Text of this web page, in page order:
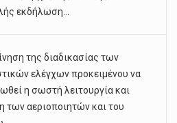
εκδήλωση...
της διαδικασίας των
ελέγχων προκειμένου να
η σωστή λειτουργία και
των αεριοποιητών και του